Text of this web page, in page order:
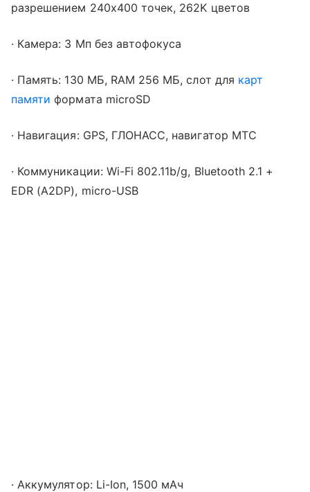
разрешением 240х400 точек, 262K цветов
· Камера: 3 Мп без автофокуса
· Память: 130 МБ, RAM 256 МБ, слот для карт
памяти формата microSD
· Навигация: GPS, ГЛОНАСС, навигатор МТС
· Коммуникации: Wi-Fi 802.11b/g, Bluetooth 2.1 +
EDR (A2DP), micro-USB
· Аккумулятор: Li-Ion, 1500 мАч